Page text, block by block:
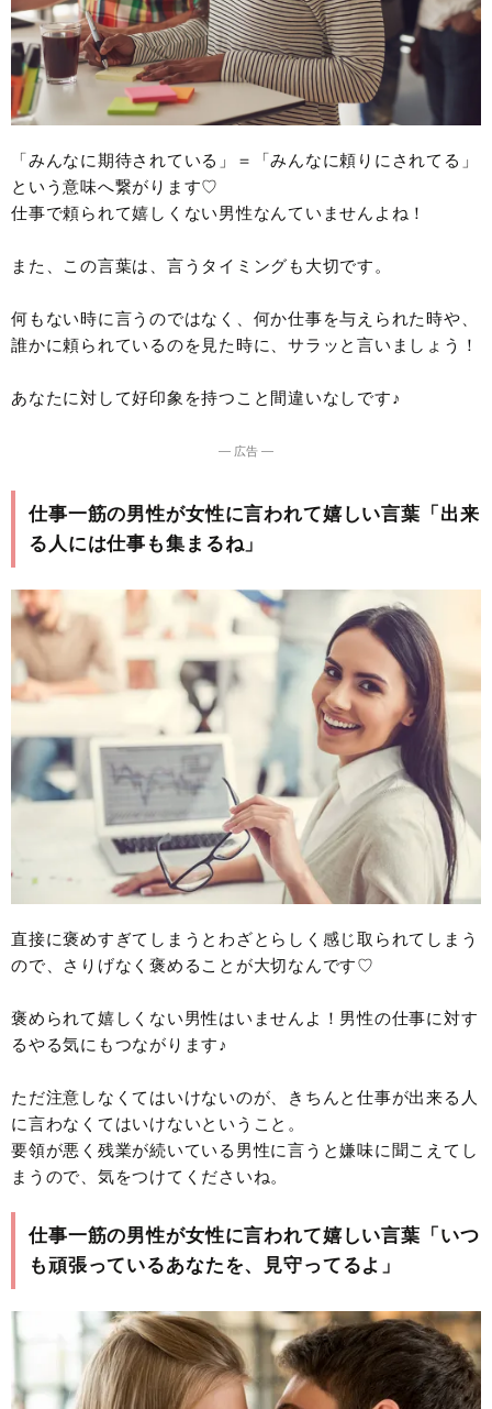
「みんなに期待されている」＝「みんなに頼りにされてる」
という意味へ繋がります♡
仕事で頼られて嬉しくない男性なんていませんよね！
また、この言葉は、言うタイミングも大切です。
何もない時に言うのではなく、何か仕事を与えられた時や、
誰かに頼られているのを見た時に、サラッと言いましょう！
あなたに対して好印象を持つこと間違いなしです♪
― 広告 ―
仕事一筋の男性が女性に言われて嬉しい言葉「出来
る人には仕事も集まるね」
直接に褒めすぎてしまうとわざとらしく感じ取られてしまう
ので、さりげなく褒めることが大切なんです♡
褒められて嬉しくない男性はいませんよ！男性の仕事に対す
るやる気にもつながります♪
ただ注意しなくてはいけないのが、きちんと仕事が出来る人
に言わなくてはいけないということ。
要領が悪く残業が続いている男性に言うと嫌味に聞こえてし
まうので、気をつけてくださいね。
仕事一筋の男性が女性に言われて嬉しい言葉「いつ
も頑張っているあなたを、見守ってるよ」